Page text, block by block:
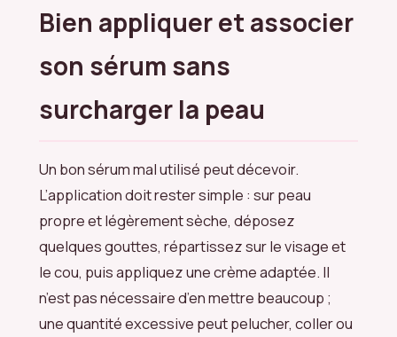
Bien appliquer et associer
son sérum sans
surcharger la peau
Un bon sérum mal utilisé peut décevoir.
L’application doit rester simple : sur peau
propre et légèrement sèche, déposez
quelques gouttes, répartissez sur le visage et
le cou, puis appliquez une crème adaptée. Il
n’est pas nécessaire d’en mettre beaucoup ;
une quantité excessive peut pelucher, coller ou